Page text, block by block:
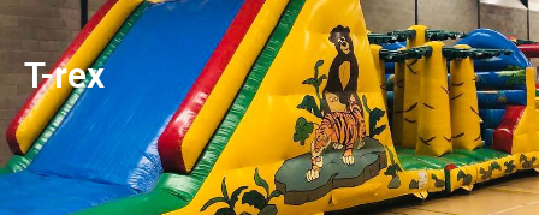
T-rex